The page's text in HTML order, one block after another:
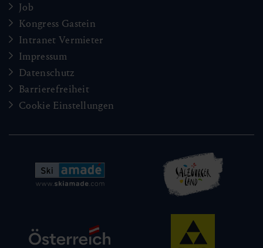
Job
Kongress Gastein
Intranet Vermieter
Impressum
Datenschutz
Barrierefreiheit
Cookie Einstellungen